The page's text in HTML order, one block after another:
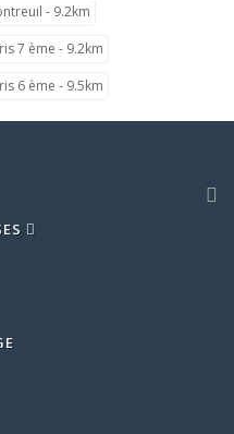
- 9.2km
7 ème - 9.2km
6 ème - 9.5km